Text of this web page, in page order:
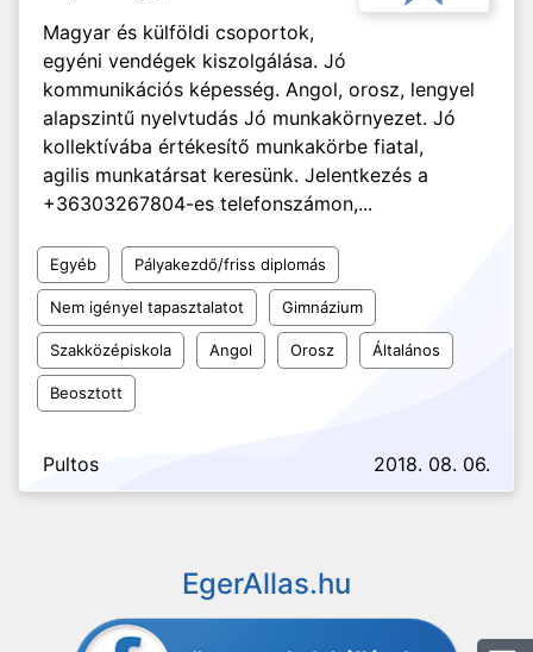
Magyar és külföldi csoportok,
egyéni vendégek kiszolgálása. Jó
kommunikációs képesség. Angol, orosz, lengyel
alapszintű nyelvtudás Jó munkakörnyezet. Jó
kollektívába értékesítő munkakörbe fiatal,
agilis munkatársat keresünk. Jelentkezés a
+36303267804-es telefonszámon,...
Egyéb Pályakezdő/friss diplomás
Nem igényel tapasztalatot Gimnázium
Szakközépiskola Angol Orosz Általános
Beosztott
Pultos 2018. 08. 06.
EgerAllas.hu